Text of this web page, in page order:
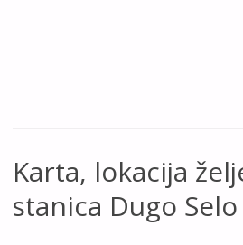
Karta, lokacija
stanica Dugo Selo